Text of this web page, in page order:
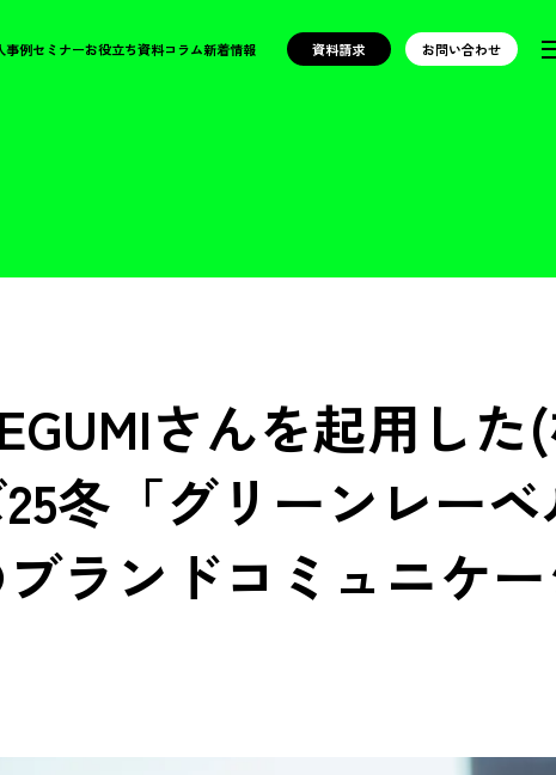
事例セミナーお役立ち資料コラム新着情報 資料請求 お問い合わせ
さんを起用し
冬「グリーンレーベ
ランドコミュニケ